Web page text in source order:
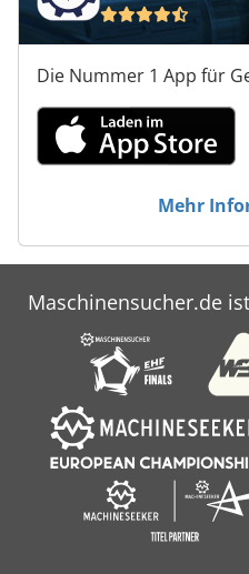
Die Nummer 1 App für
Mehr
Maschinensucher.de